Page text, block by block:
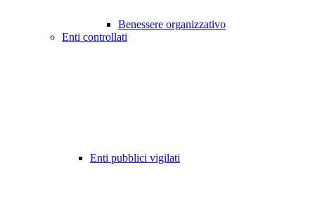
Benessere organizzativo
Enti controllati
Enti pubblici vigilati